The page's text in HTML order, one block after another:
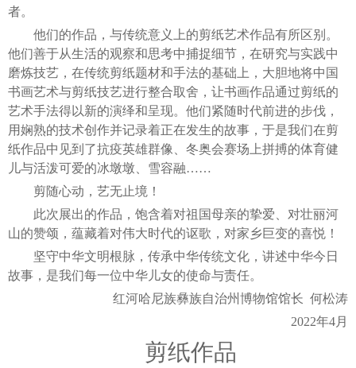
者。
他们的作品，与传统意义上的剪纸艺术作品有所区别。
他们善于从生活的观察和思考中捕捉细节，在研究与实践中
磨炼技艺，在传统剪纸题材和手法的基础上，大胆地将中国
书画艺术与剪纸技艺进行整合取舍，让书画作品通过剪纸的
艺术手法得以新的演绎和呈现。他们紧随时代前进的步伐，
用娴熟的技术创作并记录着正在发生的故事，于是我们在剪
纸作品中见到了抗疫英雄群像、冬奥会赛场上拼搏的体育健
儿与活泼可爱的冰墩墩、雪容融……
剪随心动，艺无止境！
此次展出的作品，饱含着对祖国母亲的挚爱、对壮丽河
山的赞颂，蕴藏着对伟大时代的讴歌，对家乡巨变的喜悦！
坚守中华文明根脉，传承中华传统文化，讲述中华今日
故事，是我们每一位中华儿女的使命与责任。
红河哈尼族彝族自治州博物馆馆长 何松涛
2022年4月
剪纸作品